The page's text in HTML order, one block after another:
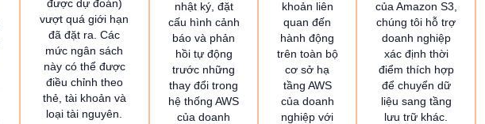
được dự đoán)
vượt quá giới hạn
đã đặt ra. Các
mức ngân sách
này có thể được
điều chỉnh theo
thẻ, tài khoản và
loại tài nguyên.
nhật ký, đặt
cấu hình cảnh
báo và phản
hồi tự động
trước những
thay đổi trong
hệ thống AWS
của doanh
khoản liên
quan đến
hành động
trên toàn bộ
cơ sở hạ
tầng AWS
của doanh
nghiệp với
của Amazon S3,
chúng tôi hỗ trợ
doanh nghiệp
xác định thời
điểm thích hợp
để chuyển dữ
liệu sang tầng
lưu trữ khác.